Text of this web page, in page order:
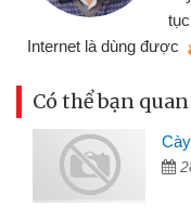
Internet là dùng được
Có thể bạn